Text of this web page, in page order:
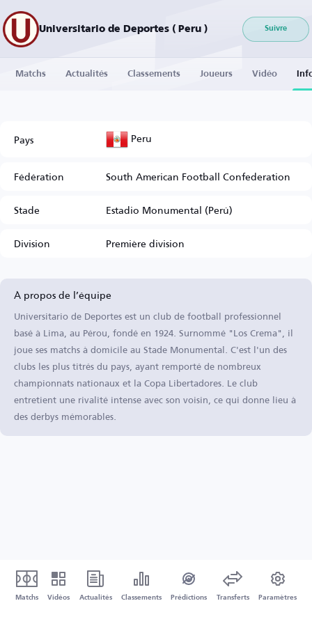
Universitario de Deportes ( Peru ) Suivre
Matchs Actualités Classements Joueurs Vidéo
Pays Peru
Fédération
South American Football Confederation
Stade
Estadio Monumental (Perú)
Division
Première division
À propos de l’équipe
Universitario de Deportes est un club de football professionnel
basé à Lima, au Pérou, fondé en 1924. Surnommé "Los Crema", il
joue ses matchs à domicile au Stade Monumental. C'est l'un des
clubs les plus titrés du pays, ayant remporté de nombreux
championnats nationaux et la Copa Libertadores. Le club
entretient une rivalité intense avec son voisin, ce qui donne lieu à
des derbys mémorables.
Matchs Vidéos Actualités Classements Prédictions Transferts Paramètres